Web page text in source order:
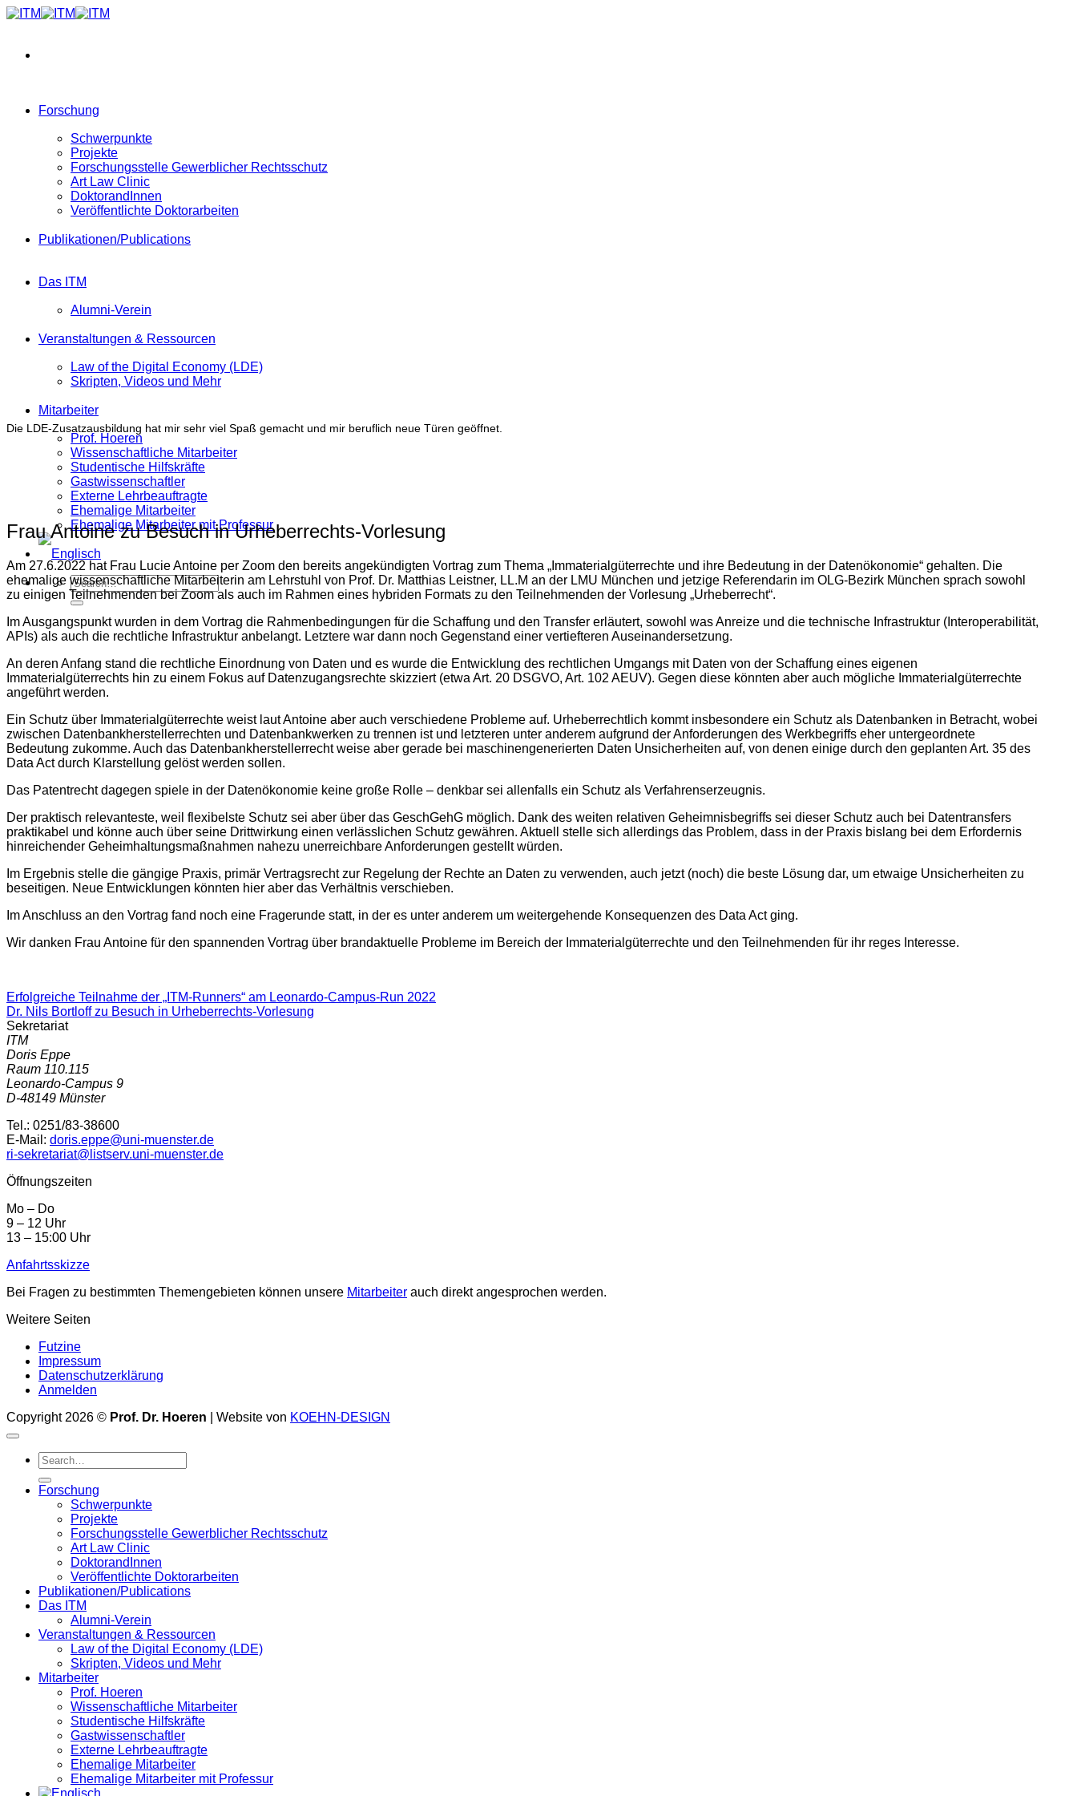
Zum
Forschung
Schwerpunkte
Projekte
Forschungsstelle Gewerblicher Rechtsschutz
Art Law Clinic
DoktorandInnen
Veröffentlichte Doktorarbeiten
Publikationen/Publications
Das ITM
Alumni-Verein
Veranstaltungen & Ressourcen
Law of the Digital Economy (LDE)
Skripten, Videos und Mehr
Mitarbeiter
Prof. Hoeren
Wissenschaftliche Mitarbeiter
Studentische Hilfskräfte
Gastwissenschaftler
Externe Lehrbeauftragte
Ehemalige Mitarbeiter
Ehemalige Mitarbeiter mit Professur
Die LDE-Zusatzausbildung hat mir sehr viel Spaß gemacht und mir beruflich neue Türen geöffnet.
Frau Antoine zu Besuch in Urheberrechts-Vorlesung
Am 27.6.2022 hat Frau Lucie Antoine per Zoom den bereits angekündigten Vortrag zum Thema „Immaterialgüterrechte und ihre Bedeutung in der Datenökonomie“ gehalten. Die
ehemalige wissenschaftliche Mitarbeiterin am Lehrstuhl von Prof. Dr. Matthias Leistner, LL.M an der LMU München und jetzige Referendarin im OLG-Bezirk München sprach sowohl
zu einigen Teilnehmenden bei Zoom als auch im Rahmen eines hybriden Formats zu den Teilnehmenden der Vorlesung „Urheberrecht“.
Im Ausgangspunkt wurden in dem Vortrag die Rahmenbedingungen für die Schaffung und den Transfer erläutert, sowohl was Anreize und die technische Infrastruktur (Interoperabilität,
APIs) als auch die rechtliche Infrastruktur anbelangt. Letztere war dann noch Gegenstand einer vertiefteren Auseinandersetzung.
An deren Anfang stand die rechtliche Einordnung von Daten und es wurde die Entwicklung des rechtlichen Umgangs mit Daten von der Schaffung eines eigenen
Immaterialgüterrechts hin zu einem Fokus auf Datenzugangsrechte skizziert (etwa Art. 20 DSGVO, Art. 102 AEUV). Gegen diese könnten aber auch mögliche Immaterialgüterrechte
angeführt werden.
Ein Schutz über Immaterialgüterrechte weist laut Antoine aber auch verschiedene Probleme auf. Urheberrechtlich kommt insbesondere ein Schutz als Datenbanken in Betracht, wobei
zwischen Datenbankherstellerrechten und Datenbankwerken zu trennen ist und letzteren unter anderem aufgrund der Anforderungen des Werkbegriffs eher untergeordnete
Bedeutung zukomme. Auch das Datenbankherstellerrecht weise aber gerade bei maschinengenerierten Daten Unsicherheiten auf, von denen einige durch den geplanten Art. 35 des
Data Act durch Klarstellung gelöst werden sollen.
Das Patentrecht dagegen spiele in der Datenökonomie keine große Rolle – denkbar sei allenfalls ein Schutz als Verfahrenserzeugnis.
Der praktisch relevanteste, weil flexibelste Schutz sei aber über das GeschGehG möglich. Dank des weiten relativen Geheimnisbegriffs sei dieser Schutz auch bei Datentransfers
praktikabel und könne auch über seine Drittwirkung einen verlässlichen Schutz gewähren. Aktuell stelle sich allerdings das Problem, dass in der Praxis bislang bei dem Erfordernis
hinreichender Geheimhaltungsmaßnahmen nahezu unerreichbare Anforderungen gestellt würden.
Im Ergebnis stelle die gängige Praxis, primär Vertragsrecht zur Regelung der Rechte an Daten zu verwenden, auch jetzt (noch) die beste Lösung dar, um etwaige Unsicherheiten zu
beseitigen. Neue Entwicklungen könnten hier aber das Verhältnis verschieben.
Im Anschluss an den Vortrag fand noch eine Fragerunde statt, in der es unter anderem um weitergehende Konsequenzen des Data Act ging.
Wir danken Frau Antoine für den spannenden Vortrag über brandaktuelle Probleme im Bereich der Immaterialgüterrechte und den Teilnehmenden für ihr reges Interesse.
Erfolgreiche Teilnahme der „ITM-Runners“ am Leonardo-Campus-Run 2022
Dr. Nils Bortloff zu Besuch in Urheberrechts-Vorlesung
Sekretariat
ITM
Doris Eppe
Raum 110.115
Leonardo-Campus 9
D-48149 Münster
Tel.: 0251/83-38600
E-Mail: doris.eppe@uni-muenster.de
ri-sekretariat@listserv.uni-muenster.de
Öffnungszeiten
Mo – Do
9 – 12 Uhr
13 – 15:00 Uhr
Anfahrtsskizze
Bei Fragen zu bestimmten Themengebieten können unsere Mitarbeiter auch direkt angesprochen werden.
Weitere Seiten
Futzine
Impressum
Datenschutzerklärung
Anmelden
Copyright 2026 © Prof. Dr. Hoeren | Website von KOEHN-DESIGN
Forschung
Schwerpunkte
Projekte
Forschungsstelle Gewerblicher Rechtsschutz
Art Law Clinic
DoktorandInnen
Veröffentlichte Doktorarbeiten
Publikationen/Publications
Das ITM
Alumni-Verein
Veranstaltungen & Ressourcen
Law of the Digital Economy (LDE)
Skripten, Videos und Mehr
Mitarbeiter
Prof. Hoeren
Wissenschaftliche Mitarbeiter
Studentische Hilfskräfte
Gastwissenschaftler
Externe Lehrbeauftragte
Ehemalige Mitarbeiter
Ehemalige Mitarbeiter mit Professur